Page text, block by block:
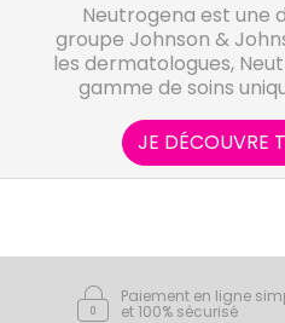
Neutrogena est une
groupe Johnson &
les dermatologues,
gamme de soins
JE DÉCOUVRE
Paiement en ligne
et 100% sécurisé